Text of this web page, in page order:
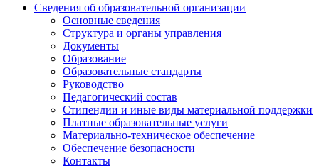
Сведения об образовательной организации
Основные сведения
Структура и органы управления
Документы
Образование
Образовательные стандарты
Руководство
Педагогический состав
Стипендии и иные виды материальной поддержки
Платные образовательные услуги
Материально-техническое обеспечение
Обеспечение безопасности
Контакты